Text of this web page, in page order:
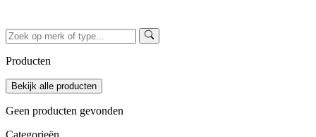
Producten
Geen producten gevonden